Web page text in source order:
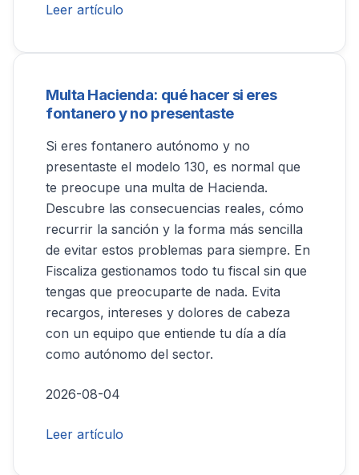
Leer artículo
Multa Hacienda: qué hacer si eres
fontanero y no presentaste
Si eres fontanero autónomo y no
presentaste el modelo 130, es normal que
te preocupe una multa de Hacienda.
Descubre las consecuencias reales, cómo
recurrir la sanción y la forma más sencilla
de evitar estos problemas para siempre. En
Fiscaliza gestionamos todo tu fiscal sin que
tengas que preocuparte de nada. Evita
recargos, intereses y dolores de cabeza
con un equipo que entiende tu día a día
como autónomo del sector.
2026-08-04
Leer artículo